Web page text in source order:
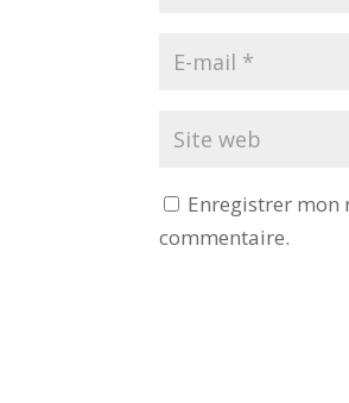
Enregistrer mon
commentaire.